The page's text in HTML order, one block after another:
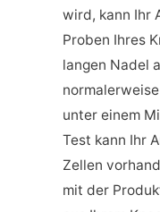
wird, kann Ihr
Proben Ihres
langen Nadel
unter einem
Test kann Ihr
Zellen
mit der